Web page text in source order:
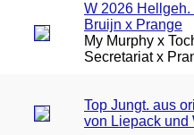
W 2026 Hellgeh.
Bruijn x Prange
My Murphy x
Secretariat x
Top Jungt. aus
von Liepack und